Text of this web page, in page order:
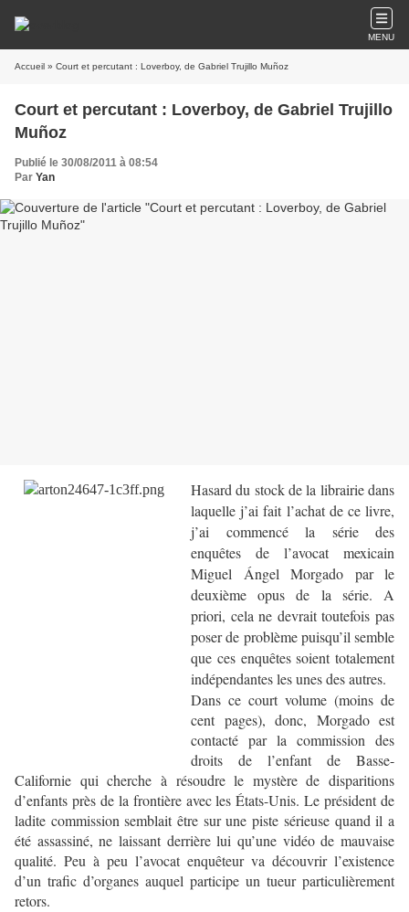
MENU
Accueil » Court et percutant : Loverboy, de Gabriel Trujillo Muñoz
Court et percutant : Loverboy, de Gabriel Trujillo
Muñoz
Publié le 30/08/2011 à 08:54
Par Yan
Hasard du stock de la librairie dans
laquelle j’ai fait l’achat de ce livre,
j’ai commencé la série des
enquêtes de l’avocat mexicain
Miguel Ángel Morgado par le
deuxième opus de la série. A
priori, cela ne devrait toutefois pas
poser de problème puisqu’il semble
que ces enquêtes soient totalement
indépendantes les unes des autres.
Dans ce court volume (moins de
cent pages), donc, Morgado est
contacté par la commission des
droits de l’enfant de Basse-
Californie qui cherche à résoudre le mystère de disparitions
d’enfants près de la frontière avec les États-Unis. Le président de
ladite commission semblait être sur une piste sérieuse quand il a
été assassiné, ne laissant derrière lui qu’une vidéo de mauvaise
qualité. Peu à peu l’avocat enquêteur va découvrir l’existence
d’un trafic d’organes auquel participe un tueur particulièrement
retors.